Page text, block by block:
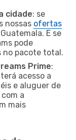
cidade: se
nossas ofertas
E se
pode
no pacote total.
Prime:
acesso a
e aluguer de
a
mais